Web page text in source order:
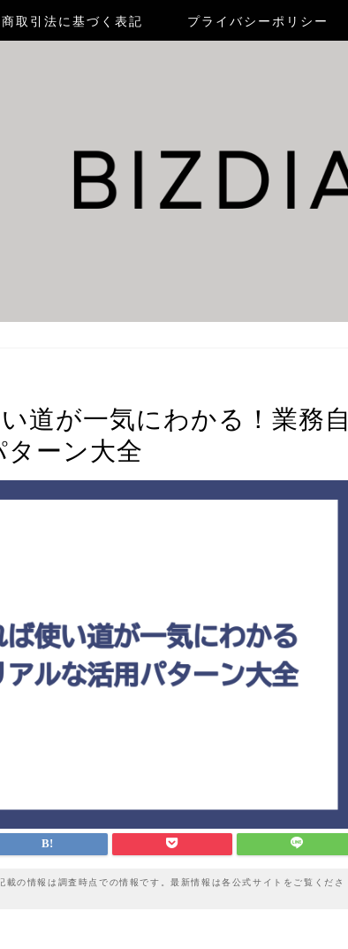
取引法に基づく表記 プライバシーポリシー
道が一気にわかる！業務自
ーン大全
の情報は調査時点での情報です。最新情報は各公式サイトをご覧くださ